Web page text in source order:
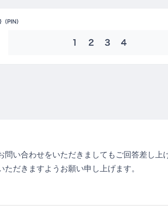
い合わせをいただきましてもご回答差し上
ただきますようお願い申し上げます。